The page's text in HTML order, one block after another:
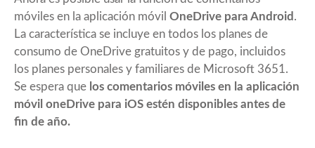
móviles en la aplicación móvil OneDrive para Android .
La característica se incluye en todos los planes de
consumo de OneDrive gratuitos y de pago, incluidos
los planes personales y familiares de Microsoft 3651.
Se espera que los comentarios móviles en la aplicación
móvil oneDrive para iOS estén disponibles antes de
fin de año.